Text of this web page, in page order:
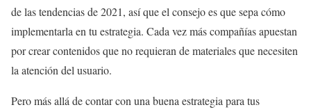
de las tendencias de 2021, así que el consejo es que sepa cómo
implementarla en tu estrategia. Cada vez más compañías apuestan
por crear contenidos que no requieran de materiales que necesiten
la atención del usuario.
Pero más allá de contar con una buena estrategia para tus